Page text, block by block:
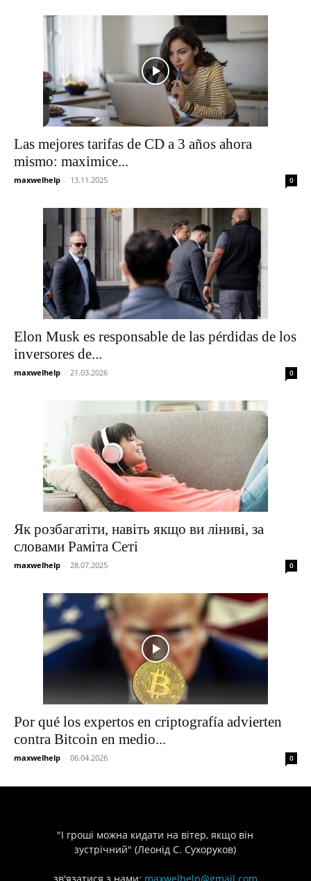
Las mejores tarifas de CD a 3 años ahora
mismo: maximice...
maxwelhelp - 13.11.2025 0
Elon Musk es responsable de las pérdidas de los
inversores de...
maxwelhelp - 21.03.2026 0
Як розбагатіти, навіть якщо ви ліниві, за
словами Раміта Сеті
maxwelhelp - 28.07.2025 0
Por qué los expertos en criptografía advierten
contra Bitcoin en medio...
maxwelhelp - 06.04.2026 0
"І гроші можна кидати на вітер, якщо він
зустрічний" (Леонід С. Сухоруков)
зв'язатися з нами: maxwelhelp@gmail.com